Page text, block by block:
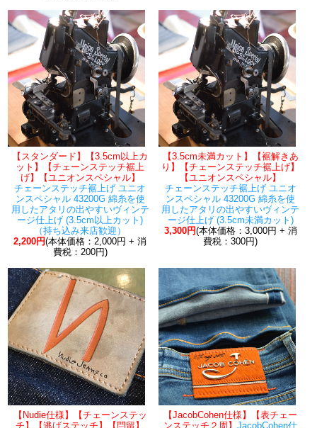
【スタンダード】【3.5cm以上カ
ット】【チェーンステッチ裾上
げ】【ユニオンスペシャル】
チェーンステッチ裾上げ ユニオ
ンスペシャル 43200G 綿糸を使
用したアタリの出やすいヴィンテ
ージ仕上げ (3.5cm以上カット)
（持ち込み来店歓迎）
2,200円(本体価格：2,000円 + 消
費税：200円)
【3.5cm未満カット】【裾解きあ
り】【チェーンステッチ裾上げ】
【ユニオンスペシャル】
チェーンステッチ裾上げ ユニオ
ンスペシャル 43200G 綿糸を使
用したアタリの出やすいヴィンテ
ージ仕上げ (3.5cm未満カット)
3,300円(本体価格：3,000円 + 消
費税：300円)
【Nudie仕様】【チェーンステッ
チ】【逃げステッチ】【閂留】
【JacobCohen仕様】【表チェー
ンステッチ２周】JacobCohen仕